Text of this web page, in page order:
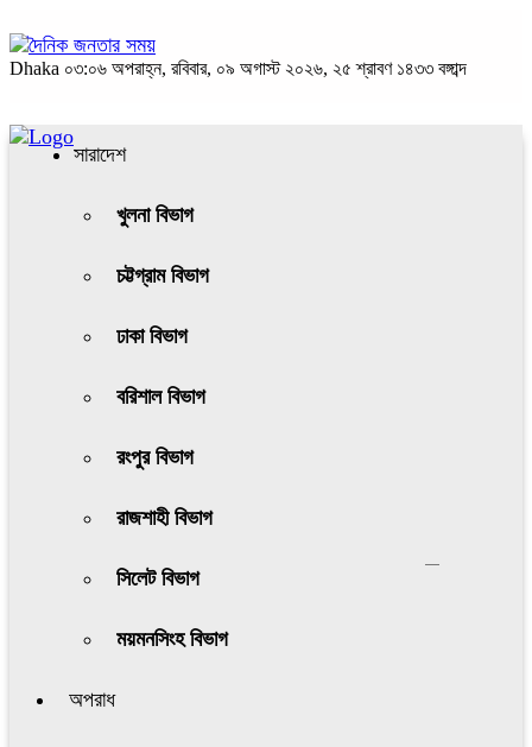
Dhaka ০৩:০৬ অপরাহ্ন, রবিবার, ০৯ অগাস্ট ২০২৬, ২৫ শ্রাবণ ১৪৩৩ বঙ্গাব্দ
সারাদেশ
খুলনা বিভাগ
চট্টগ্রাম বিভাগ
ঢাকা বিভাগ
বরিশাল বিভাগ
রংপুর বিভাগ
রাজশাহী বিভাগ
সিলেট বিভাগ
ময়মনসিংহ বিভাগ
অপরাধ